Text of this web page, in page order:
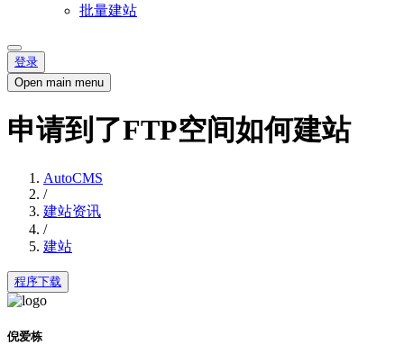
批量建站
登录
Open main menu
申请到了FTP空间如何建站
AutoCMS
/
建站资讯
/
建站
程序下载
倪爱栋